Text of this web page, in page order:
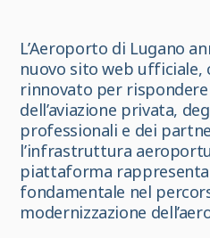
L’Aeroporto di Lugano
nuovo sito web ufficiale,
rinnovato per rispondere
dell’aviazione privata,
professionali e dei
l’infrastruttura
piattaforma
fondamentale nel
modernizzazione